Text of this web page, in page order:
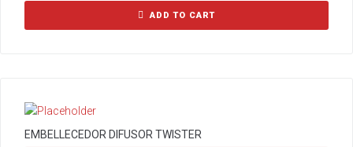
ADD TO CART
EMBELLECEDOR DIFUSOR TWISTER